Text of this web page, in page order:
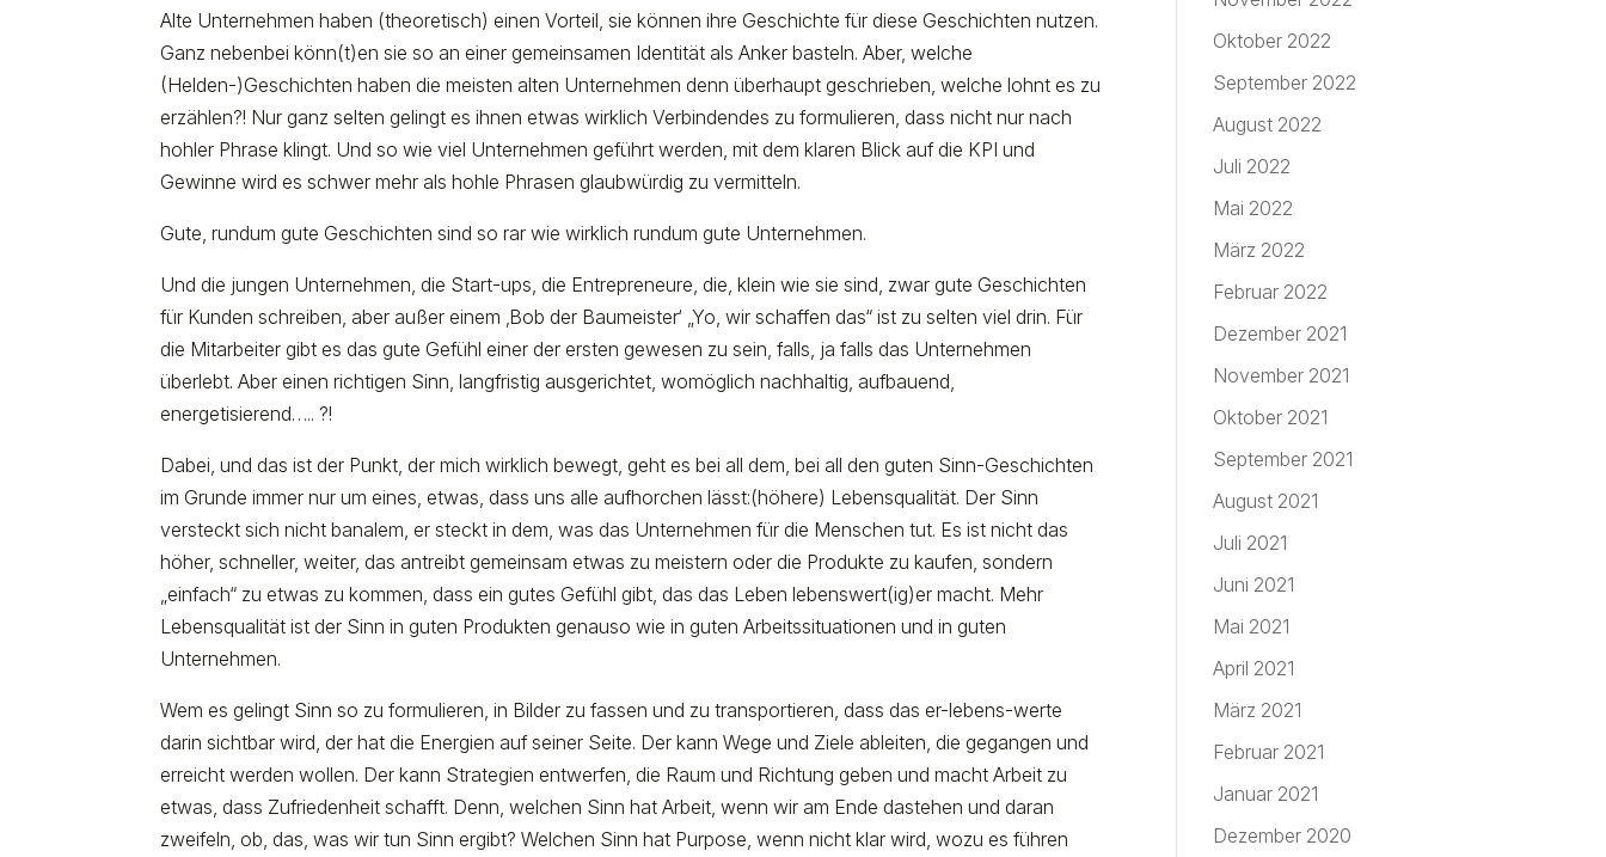
Alte Unternehmen haben (theoretisch) einen Vorteil, sie können ihre Geschichte für diese Geschichten nutzen.
Ganz nebenbei könn(t)en sie so an einer gemeinsamen Identität als Anker basteln. Aber, welche
(Helden-)Geschichten haben die meisten alten Unternehmen denn überhaupt geschrieben, welche lohnt es zu
erzählen?! Nur ganz selten gelingt es ihnen etwas wirklich Verbindendes zu formulieren, dass nicht nur nach
hohler Phrase klingt. Und so wie viel Unternehmen geführt werden, mit dem klaren Blick auf die KPI und
Gewinne wird es schwer mehr als hohle Phrasen glaubwürdig zu vermitteln.
Gute, rundum gute Geschichten sind so rar wie wirklich rundum gute Unternehmen.
Und die jungen Unternehmen, die Start-ups, die Entrepreneure, die, klein wie sie sind, zwar gute Geschichten
für Kunden schreiben, aber außer einem ‚Bob der Baumeister‘ „Yo, wir schaffen das“ ist zu selten viel drin. Für
die Mitarbeiter gibt es das gute Gefühl einer der ersten gewesen zu sein, falls, ja falls das Unternehmen
überlebt. Aber einen richtigen Sinn, langfristig ausgerichtet, womöglich nachhaltig, aufbauend,
energetisierend….. ?!
Dabei, und das ist der Punkt, der mich wirklich bewegt, geht es bei all dem, bei all den guten Sinn-Geschichten
im Grunde immer nur um eines, etwas, dass uns alle aufhorchen lässt:(höhere) Lebensqualität. Der Sinn
versteckt sich nicht banalem, er steckt in dem, was das Unternehmen für die Menschen tut. Es ist nicht das
höher, schneller, weiter, das antreibt gemeinsam etwas zu meistern oder die Produkte zu kaufen, sondern
„einfach“ zu etwas zu kommen, dass ein gutes Gefühl gibt, das das Leben lebenswert(ig)er macht. Mehr
Lebensqualität ist der Sinn in guten Produkten genauso wie in guten Arbeitssituationen und in guten
Unternehmen.
Wem es gelingt Sinn so zu formulieren, in Bilder zu fassen und zu transportieren, dass das er-lebens-werte
darin sichtbar wird, der hat die Energien auf seiner Seite. Der kann Wege und Ziele ableiten, die gegangen und
erreicht werden wollen. Der kann Strategien entwerfen, die Raum und Richtung geben und macht Arbeit zu
etwas, dass Zufriedenheit schafft. Denn, welchen Sinn hat Arbeit, wenn wir am Ende dastehen und daran
zweifeln, ob, das, was wir tun Sinn ergibt? Welchen Sinn hat Purpose, wenn nicht klar wird, wozu es führen
Oktober 2022
September 2022
August 2022
Juli 2022
Mai 2022
März 2022
Februar 2022
Dezember 2021
November 2021
Oktober 2021
September 2021
August 2021
Juli 2021
Juni 2021
Mai 2021
April 2021
März 2021
Februar 2021
Januar 2021
Dezember 2020